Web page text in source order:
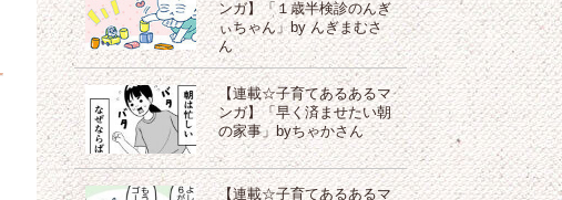
ンガ】「１歳半検診のんぎ
ぃちゃん」by んぎまむさ
ん
【連載☆子育てあるあるマ
ンガ】「早く済ませたい朝
の家事」byちゃかさん
【連載☆子育てあるあるマ